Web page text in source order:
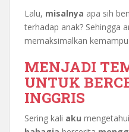
Lalu, misalnya apa sih
terhadap anak? Sehingga
memaksimalkan
MENJADI
UNTUK
INGGRIS
Sering kali aku